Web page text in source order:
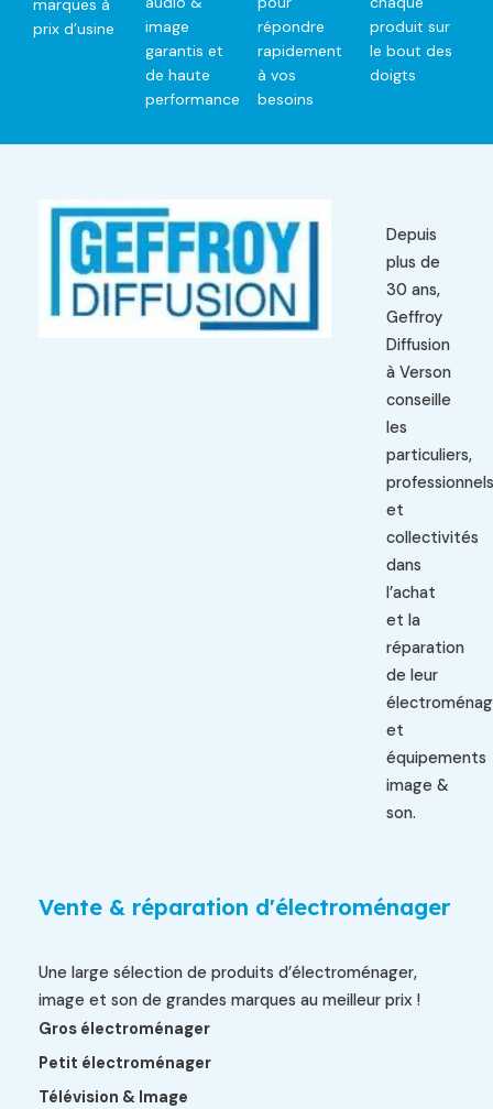
marques à
prix d’usine
image
garantis et
de haute
performance
répondre
rapidement
à vos
besoins
produit sur
le bout des
doigts
Depuis
plus de
30 ans,
Geffroy
Diffusion
à Verson
conseille
les
particuliers,
professionnels
et
collectivités
dans
l’achat
et la
réparation
de leur
et
équipements
image &
son.
Vente & réparation d'électroménager
Une large sélection de produits d’électroménager,
image et son de grandes marques au meilleur prix !
Gros électroménager
Petit électroménager
Télévision & Image